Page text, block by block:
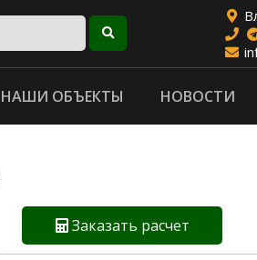
НАШИ ОБЪЕКТЫ НОВОСТИ
Заказать расчет